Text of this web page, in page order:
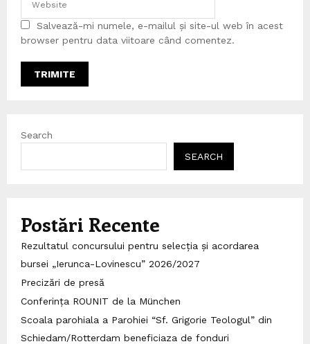
Salvează-mi numele, e-mailul și site-ul web în acest
browser pentru data viitoare când comentez.
Search
SEARCH
Postări Recente
Rezultatul concursului pentru selecția și acordarea
bursei „Ierunca-Lovinescu” 2026/2027
Precizări de presă
Conferința ROUNIT de la München
Scoala parohiala a Parohiei “Sf. Grigorie Teologul” din
Schiedam/Rotterdam beneficiaza de fonduri